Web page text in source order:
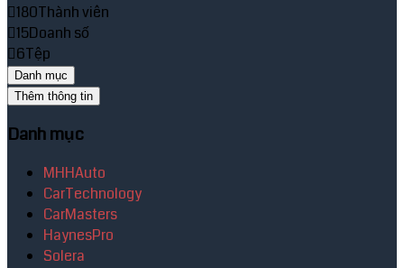
180Thành viên
15Doanh số
6Tệp
Danh mục
Thêm thông tin
Danh mục
MHHAuto
CarTechnology
CarMasters
HaynesPro
Solera